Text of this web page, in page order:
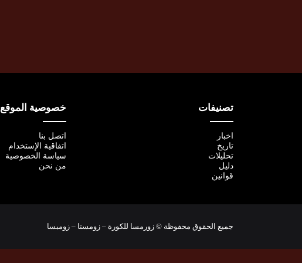
تصنيفات
اخبار
تاريخ
تحليلات
دليل
قوانين
خصوصية الموقع
اتصل بنا
اتفاقية الإستخدام
سياسة الخصوصية
من نحن
جميع الحقوق محفوظة © زورمسا للكورة – زومستا – زومبسا